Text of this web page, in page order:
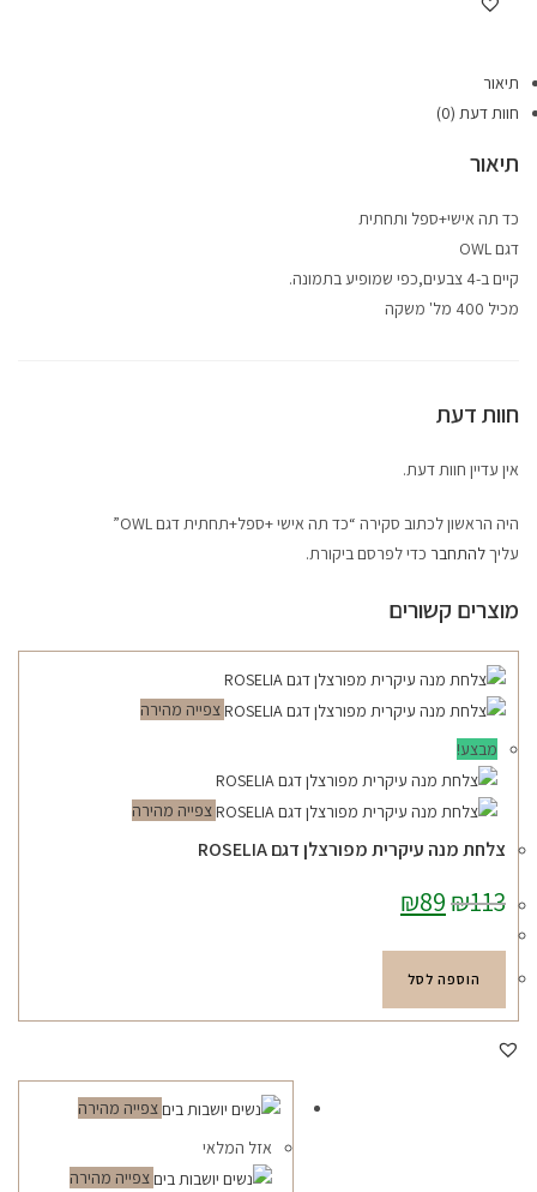
תיאור
חוות דעת (0)
תיאור
כד תה אישי+ספל ותחתית
דגם OWL
קיים ב-4 צבעים,כפי שמופיע בתמונה.
מכיל 400 מל' משקה
חוות דעת
אין עדיין חוות דעת.
היה הראשון לכתוב סקירה “כד תה אישי +ספל+תחתית דגם OWL”
עליךלהתחבר כדי לפרסם ביקורת.
מוצרים קשורים
צפייה מהירה
מבצע!
צפייה מהירה
צלחת מנה עיקרית מפורצלן דגם ROSELIA
₪113 המחיר
המקורי
₪113.
₪89 הנוכחי
₪89.
הוספה לסל
צפייה מהירה
אזל המלאי
צפייה מהירה